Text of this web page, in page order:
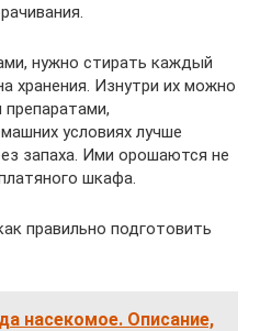
нужно стирать каждый
хранения. Изнутри их можно
условиях лучше
запаха. Ими орошаются не
шкафа.
правильно подготовить
насекомое. Описание,